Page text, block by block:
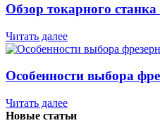
Обзор токарного
Читать далее
Особенности выбора
Читать далее
Новые статьи